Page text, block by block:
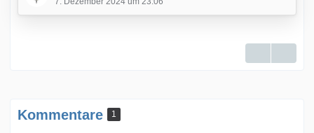
Allgemeiner Austausch, Fragen
Verbesserungsvorschläge, das Team
kennen lernen.
Kommentare 1